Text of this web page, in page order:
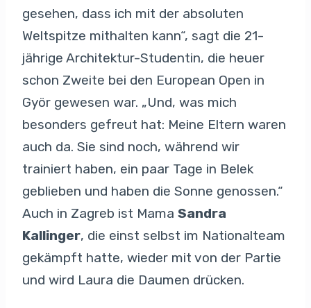
gesehen, dass ich mit der absoluten
Weltspitze mithalten kann“, sagt die 21-
jährige Architektur-Studentin, die heuer
schon Zweite bei den European Open in
Györ gewesen war. „Und, was mich
besonders gefreut hat: Meine Eltern waren
auch da. Sie sind noch, während wir
trainiert haben, ein paar Tage in Belek
geblieben und haben die Sonne genossen.“
Auch in Zagreb ist Mama Sandra
Kallinger, die einst selbst im Nationalteam
gekämpft hatte, wieder mit von der Partie
und wird Laura die Daumen drücken.